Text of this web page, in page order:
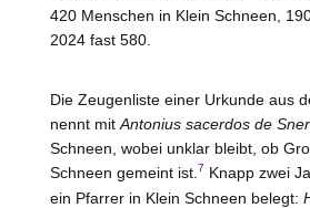
420 Menschen in Klein Schneen,
2024 fast 580.
Die Zeugenliste einer Urkunde aus
nennt mit Antonius sacerdos de
Schneen, wobei unklar bleibt, ob
Schneen gemeint ist. 7 Knapp zwei
ein Pfarrer in Klein Schneen belegt: